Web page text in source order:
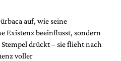
auf, wie seine
Existenz beeinflusst, sondern
drückt – sie flieht nach
voller